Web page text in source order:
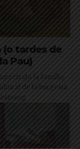
tardes de
Pau)
retrata la família
de la burgesia